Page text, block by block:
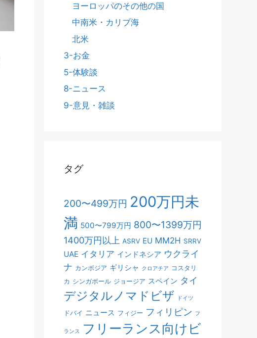
ヨーロッパのその他の国
中南米・カリブ海
北米
3-お金
5-体験談
8-ニュース
9-意見・雑談
タグ
200〜499万円 200万円未
満 500〜799万円 800〜1399万円
1400万円以上 ASRV EU MM2H SRRV
UAE イタリア インドネシア ウクライ
ナ カンボジア ギリシャ クロアチア
コスタリ
カ シンガポール ジョージア スペイン タイ
デジタルノマドビザ ドイツ
ドバイ ニュース フィジー フィリピン フ
ランス
フリーランス向けビ